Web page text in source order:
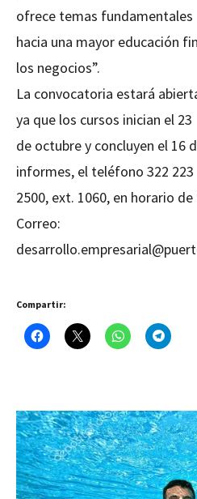
ofrece temas fundamentales
hacia una mayor educación
los negocios”.
La convocatoria estará
ya que los cursos inician el 23
de octubre y concluyen el 16
informes, el teléfono 322 223
2500, ext. 1060, en horario de
Correo:
Compartir: